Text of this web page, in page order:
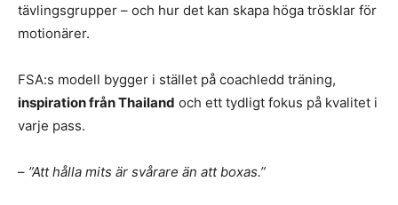
tävlingsgrupper – och hur det kan skapa höga trösklar för
motionärer.
FSA:s modell bygger i stället på coachledd träning,
inspiration från Thailand och ett tydligt fokus på kvalitet i
varje pass.
– ”Att hålla mits är svårare än att boxas.”